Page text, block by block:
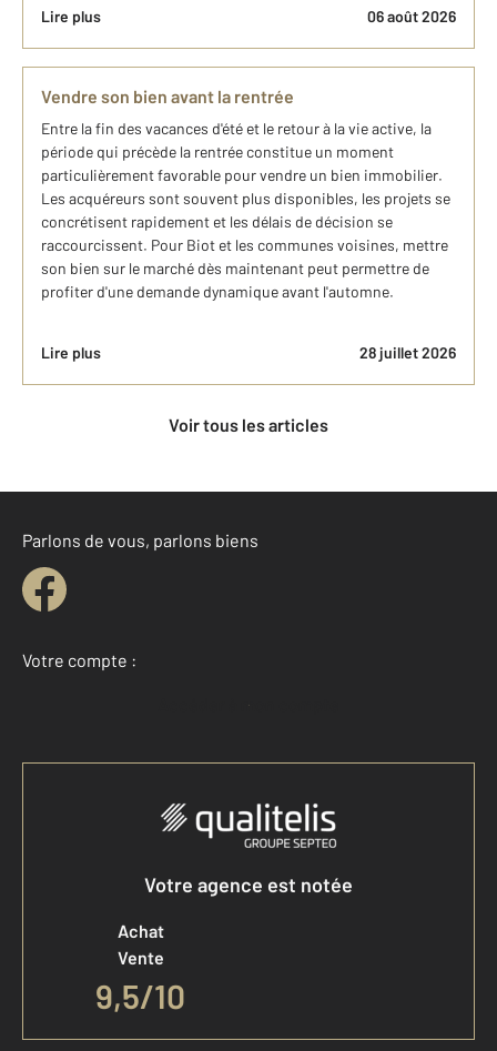
Lire plus 06 août 2026
Vendre son bien avant la rentrée
Entre la fin des vacances d'été et le retour à la vie active, la
période qui précède la rentrée constitue un moment
particulièrement favorable pour vendre un bien immobilier.
Les acquéreurs sont souvent plus disponibles, les projets se
concrétisent rapidement et les délais de décision se
raccourcissent. Pour Biot et les communes voisines, mettre
son bien sur le marché dès maintenant peut permettre de
profiter d'une demande dynamique avant l'automne.
Lire plus 28 juillet 2026
Voir tous les articles
Parlons de vous, parlons biens
Votre compte :
Accéder à mon compte
Votre agence est notée
Achat
Vente
9,5/10